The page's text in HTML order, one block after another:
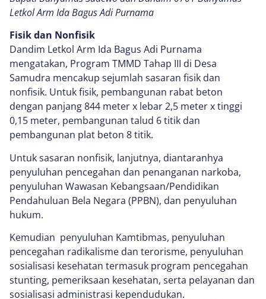
Letkol Arm Ida Bagus Adi Purnama
Fisik dan Nonfisik
Dandim Letkol Arm Ida Bagus Adi Purnama
mengatakan, Program TMMD Tahap III di Desa
Samudra mencakup sejumlah sasaran fisik dan
nonfisik. Untuk fisik, pembangunan rabat beton
dengan panjang 844 meter x lebar 2,5 meter x tinggi
0,15 meter, pembangunan talud 6 titik dan
pembangunan plat beton 8 titik.
Untuk sasaran nonfisik, lanjutnya, diantaranhya
penyuluhan pencegahan dan penanganan narkoba,
penyuluhan Wawasan Kebangsaan/Pendidikan
Pendahuluan Bela Negara (PPBN), dan penyuluhan
hukum.
Kemudian penyuluhan Kamtibmas, penyuluhan
pencegahan radikalisme dan terorisme, penyuluhan
sosialisasi kesehatan termasuk program pencegahan
stunting, pemeriksaan kesehatan, serta pelayanan dan
sosialisasi administrasi kependudukan.